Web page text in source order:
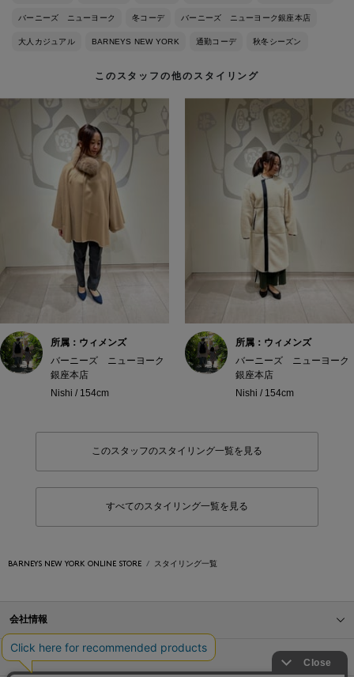
バーニーズ ニューヨーク 冬コーデ バーニーズ ニューヨーク銀座本店
大人カジュアル BARNEYS NEW YORK 通勤コーデ 秋冬シーズン
このスタッフの他のスタイリング
所属：ウィメンズ
バーニーズ ニューヨーク
銀座本店
Nishi / 154cm
所属：ウィメンズ
バーニーズ ニューヨーク
銀座本店
Nishi / 154cm
このスタッフのスタイリング一覧を見る
すべてのスタイリング一覧を見る
BARNEYS NEW YORK ONLINE STORE スタイリング一覧
会社情報